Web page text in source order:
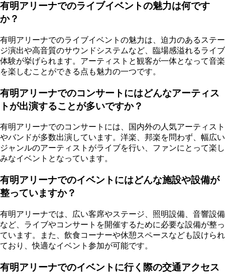
有明アリーナでのライブイベントの魅力は何です
か？
有明アリーナでのライブイベントの魅力は、迫力のあるステー
ジ演出や高音質のサウンドシステムなど、臨場感溢れるライブ
体験が挙げられます。アーティストと観客が一体となって音楽
を楽しむことができる点も魅力の一つです。
有明アリーナでのコンサートにはどんなアーティス
トが出演することが多いですか？
有明アリーナでのコンサートには、国内外の人気アーティスト
やバンドが多数出演しています。洋楽、邦楽を問わず、幅広い
ジャンルのアーティストがライブを行い、ファンにとって楽し
みなイベントとなっています。
有明アリーナでのイベントにはどんな施設や設備が
整っていますか？
有明アリーナでは、広い客席やステージ、照明設備、音響設備
など、ライブやコンサートを開催するために必要な設備が整っ
ています。また、飲食コーナーや休憩スペースなども設けられ
ており、快適なイベント参加が可能です。
有明アリーナでのイベントに行く際の交通アクセス